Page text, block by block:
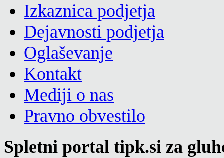
Izkaznica podjetja
Dejavnosti podjetja
Oglaševanje
Kontakt
Mediji o nas
Pravno obvestilo
Spletni portal tipk.si za